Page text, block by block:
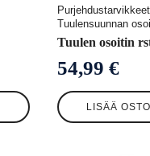
Purjehdustarvikkeet,
Tuulensuunnan
Tuulen osoitin
54,99 €
LISÄÄ